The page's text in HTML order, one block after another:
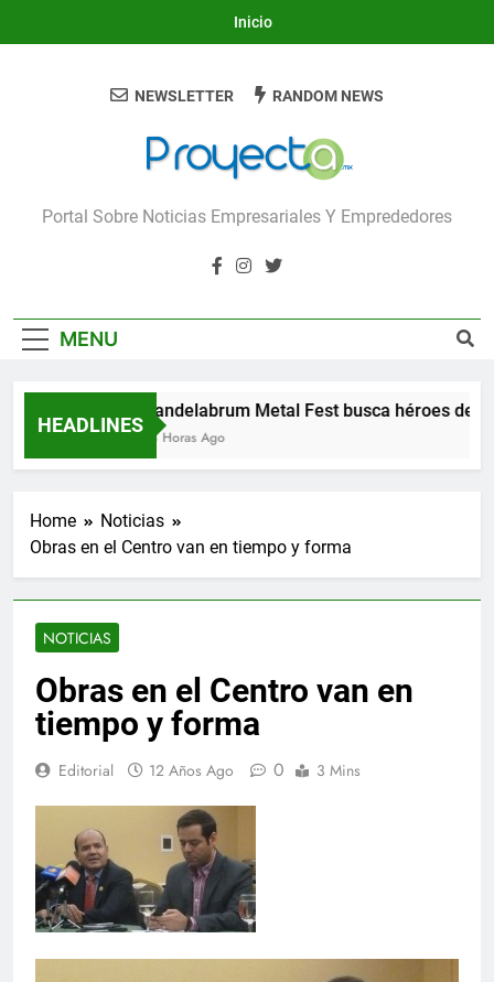
Inicio
Proyecta
Portal Sobre Noticias Empresariales Y Emprededores
NEWSLETTER RANDOM NEWS
MENU
HEADLINES
Candelabrum Metal Fest busca héroes de
18 Horas Ago
Home
Noticias
Obras en el Centro van en tiempo y forma
NOTICIAS
Obras en el Centro van en
tiempo y forma
Editorial 12 Años Ago 0 3 Mins